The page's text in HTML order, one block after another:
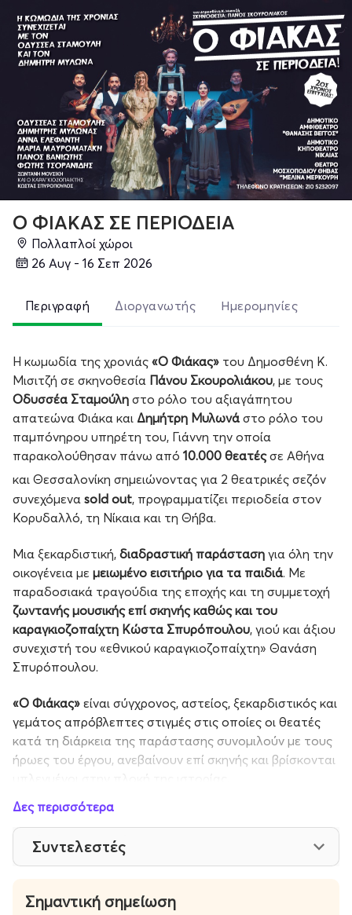
Ο ΦΙΑΚΑΣ ΣΕ ΠΕΡΙΟΔΕΙΑ
Πολλαπλοί χώροι
26 Αυγ - 16 Σεπ 2026
Περιγραφή Διοργανωτής Ημερομηνίες
H κωμωδία της χρονιάς «Ο Φιάκας» του Δημοσθένη Κ.
Μισιτζή σε σκηνοθεσία Πάνου Σκουρολιάκου, με τους
Οδυσσέα Σταμούλη στο ρόλο του αξιαγάπητου
απατεώνα Φιάκα και Δημήτρη Μυλωνά στο ρόλο του
παμπόνηρου υπηρέτη του, Γιάννη την οποία
παρακολούθησαν πάνω από 10.000 θεατέςσε Αθήνα
και Θεσσαλονίκη σημειώνοντας για 2 θεατρικές σεζόν
συνεχόμενα sold out, προγραμματίζει περιοδεία στον
Κορυδαλλό, τη Νίκαια και τη Θήβα.
Μια ξεκαρδιστική, διαδραστική παράσταση για όλη την
οικογένεια με μειωμένο εισιτήριο για τα παιδιά. Mε
παραδοσιακά τραγούδια της εποχής και τη συμμετοχή
ζωντανής μουσικής επί σκηνής καθώς και του
καραγκιοζοπαίχτη Κώστα Σπυρόπουλου, γιού και άξιου
συνεχιστή του «εθνικού καραγκιοζοπαίχτη» Θανάση
Σπυρόπουλου.
«Ο Φιάκας» είναι σύγχρονος, αστείος, ξεκαρδιστικός και
γεμάτος απρόβλεπτες στιγμές στις οποίες οι θεατές
κατά τη διάρκεια της παράστασης συνομιλούν με τους
ήρωες του έργου, ανεβαίνουν επί σκηνής και βρίσκονται
Σας περιμένουμε στο ξέφρενο γλέντι του Φιάκα για να
γελάσουμε με την καρδιά μας!
Η υπόθεση
Στην Κωνσταντινούπολη του 1870 ο Χαρίλαος
Δες περισσότερα
Συντελεστές
Σημαντική σημείωση